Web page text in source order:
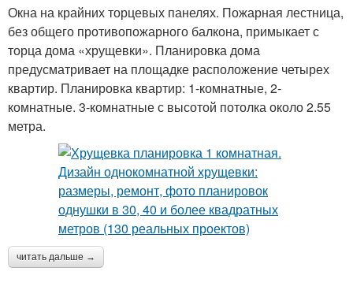
Окна на крайних торцевых панелях. Пожарная лестница,
без общего противопожарного балкона, примыкает с
торца дома «хрущевки». Планировка дома
предусматривает на площадке расположение четырех
квартир. Планировка квартир: 1-комнатные, 2-
комнатные. 3-комнатные с высотой потолка около 2.55
метра.
читать дальше →